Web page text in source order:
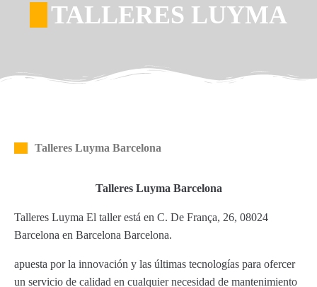
TALLERES LUYMA
Talleres Luyma Barcelona
Talleres Luyma Barcelona
Talleres Luyma El taller está en C. De França, 26, 08024
Barcelona en Barcelona Barcelona.
apuesta por la innovación y las últimas tecnologías para ofercer
un servicio de calidad en cualquier necesidad de mantenimiento